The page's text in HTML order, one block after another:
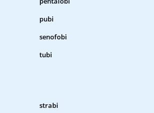
pubi
senofobi
tubi
strabi